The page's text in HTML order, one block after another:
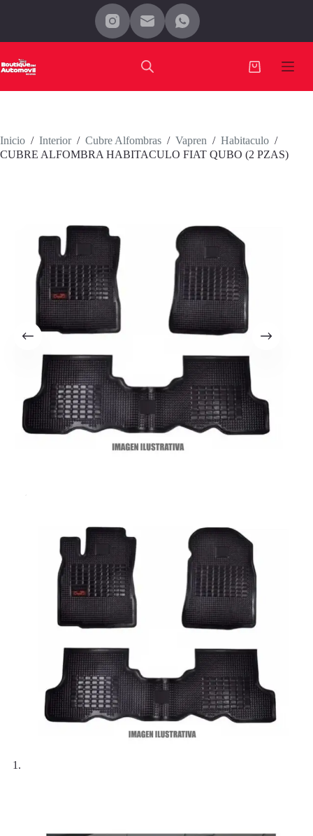
Carro
Inicio / Interior / Cubre Alfombras / Vapren / Habitaculo /
CUBRE ALFOMBRA HABITACULO FIAT QUBO (2 PZAS)